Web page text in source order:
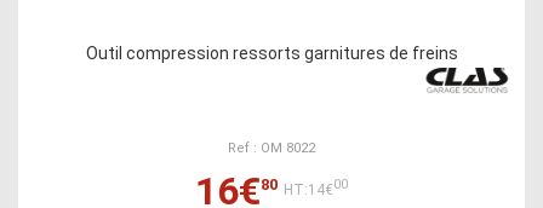
Outil compression ressorts garnitures de freins
Ref : OM 8022
16€80 HT:14€00